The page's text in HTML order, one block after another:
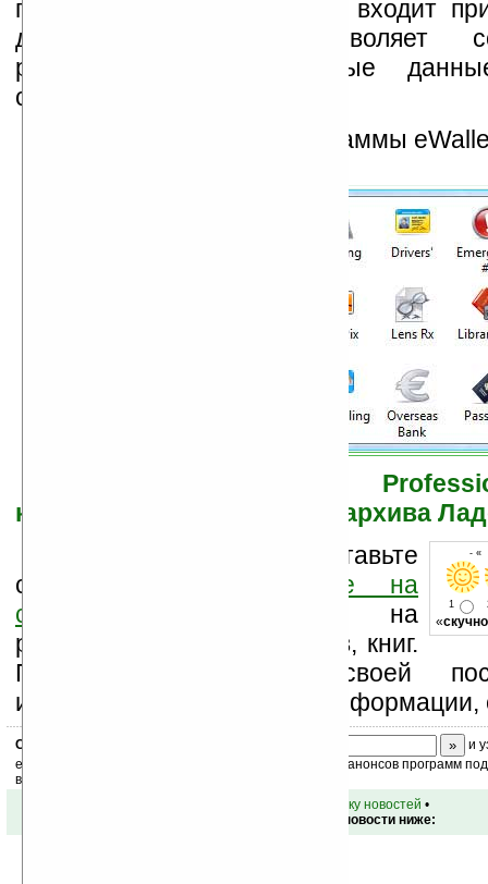
программы для Pocket PC входит
десктопа, которое позволяет
редактировать защищенные
синхронизировать их с КПК.
Скриншот десктоп программы
Скачать eWallet
коммуникаторов и КПК из архива
- «
1
«скучно
Оцените новость и оставьте
свой комментарий
ниже на
странице
на
рассылку новостей, файлов, книг.
Поддержите Ладошки своей
изучением коммерческой
Скоро
и
ежедневный или еженедельный дайджест новостей, анонсов программ
ваш почтовый ящик.
вернуться к списку новостей •
Обсуждение этой новости ниже: